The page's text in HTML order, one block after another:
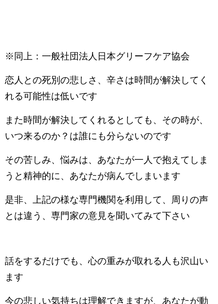
※同上：一般社団法人日本グリーフケア協会
恋人との死別の悲しさ、辛さは時間が解決してく
れる可能性は低いです
また時間が解決してくれるとしても、その時が、
いつ来るのか？は誰にも分らないのです
その苦しみ、悩みは、あなたが一人で抱えてしま
うと精神的に、あなたが病んでしまいます
是非、上記の様な専門機関を利用して、周りの声
とは違う、専門家の意見を聞いてみて下さい
話をするだけでも、心の重みが取れる人も沢山い
ます
今の悲しい気持ちは理解できますが、あなたが動